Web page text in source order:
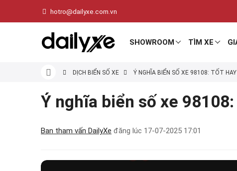
hotro@dailyxe.com.vn
SHOWROOM TÌM XE
DỊCH BIỂN SỐ XE Ý NGHĨA BIỂN SỐ XE 98108: TỐT
Ý nghĩa biển số xe
Ban tham vấn DailyXe đăng lúc 17-07-2025 17:01